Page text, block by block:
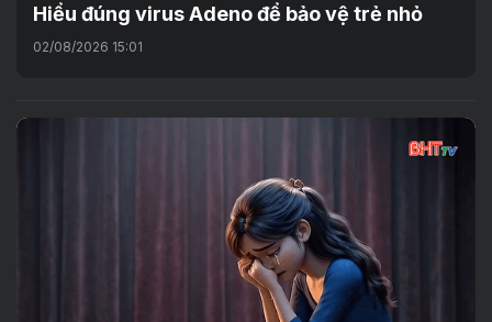
Hiểu đúng virus Adeno để bảo vệ trẻ nhỏ
02/08/2026 15:01